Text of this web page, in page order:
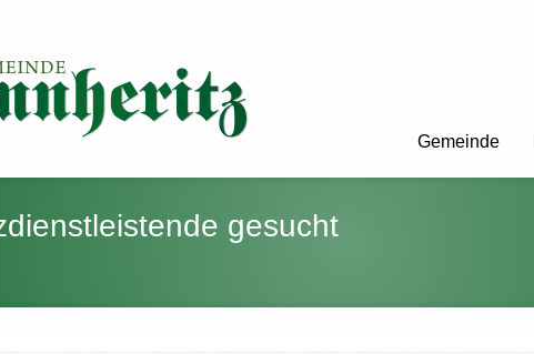
Gemeinde
gesucht